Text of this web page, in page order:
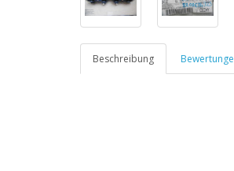
Beschreibung